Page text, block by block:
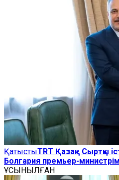
ҚатыстыTRT Қазақ - Сыртқы
Болгария премьер-
ҰСЫНЫЛҒАН